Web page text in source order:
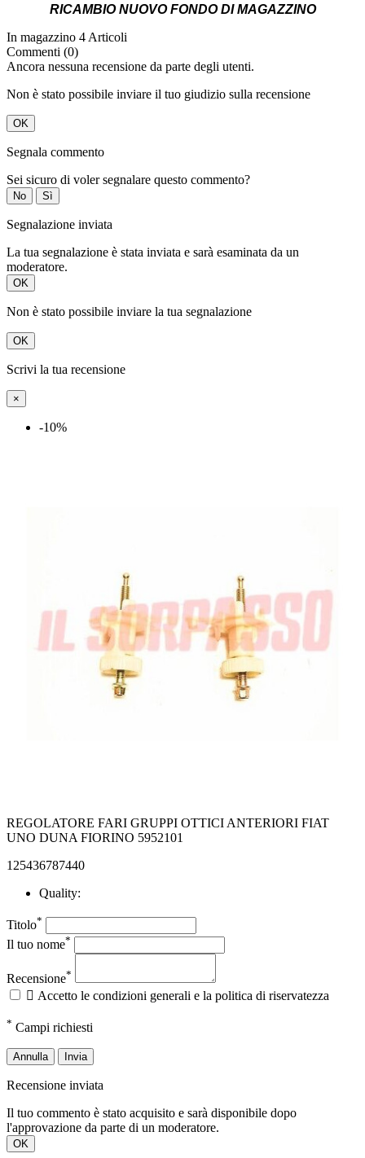
RICAMBIO NUOVO FONDO DI MAGAZZINO
In magazzino 4 Articoli
Commenti (0)
Ancora nessuna recensione da parte degli utenti.
Non è stato possibile inviare il tuo giudizio sulla recensione
OK
Segnala commento
Sei sicuro di voler segnalare questo commento?
No Sì
Segnalazione inviata
La tua segnalazione è stata inviata e sarà esaminata da un
moderatore.
OK
Non è stato possibile inviare la tua segnalazione
OK
Scrivi la tua recensione
×
-10%
REGOLATORE FARI GRUPPI OTTICI ANTERIORI FIAT
UNO DUNA FIORINO 5952101
125436787440
Quality:
Titolo*
Il tuo nome*
Recensione*
 Accetto le condizioni generali e la politica di riservatezza
* Campi richiesti
Annulla Invia
Recensione inviata
Il tuo commento è stato acquisito e sarà disponibile dopo
l'approvazione da parte di un moderatore.
OK